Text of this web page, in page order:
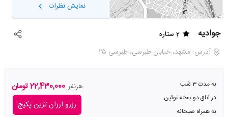
نمایش نظرات
جوادیه
2 ستاره
آدرس: مشهد، خیابان طبرسی، طبرسی ۲۵
به مدت 3 شب
در اتاق دو تخته توئین
به همراه صبحانه
هرنفر 22,430,000 تومان
رزرو ارزان ترین پکیج